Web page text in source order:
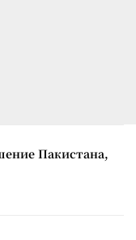
Пакистана,